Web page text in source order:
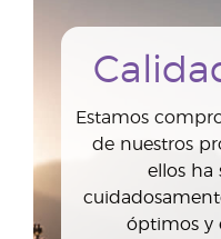
Estamos
de nuestros
ellos ha
óptimos y